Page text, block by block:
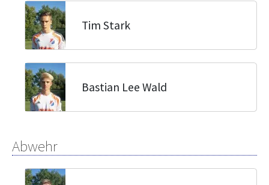
Tim Stark
Bastian Lee Wald
Abwehr